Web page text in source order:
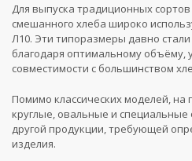
Для выпуска традиционных
смешанного хлеба широко
Л10. Эти типоразмеры давно
благодаря оптимальному объёму,
совместимости с большинством
Помимо классических моделей,
круглые, овальные и специальные
другой продукции, требующей
изделия.